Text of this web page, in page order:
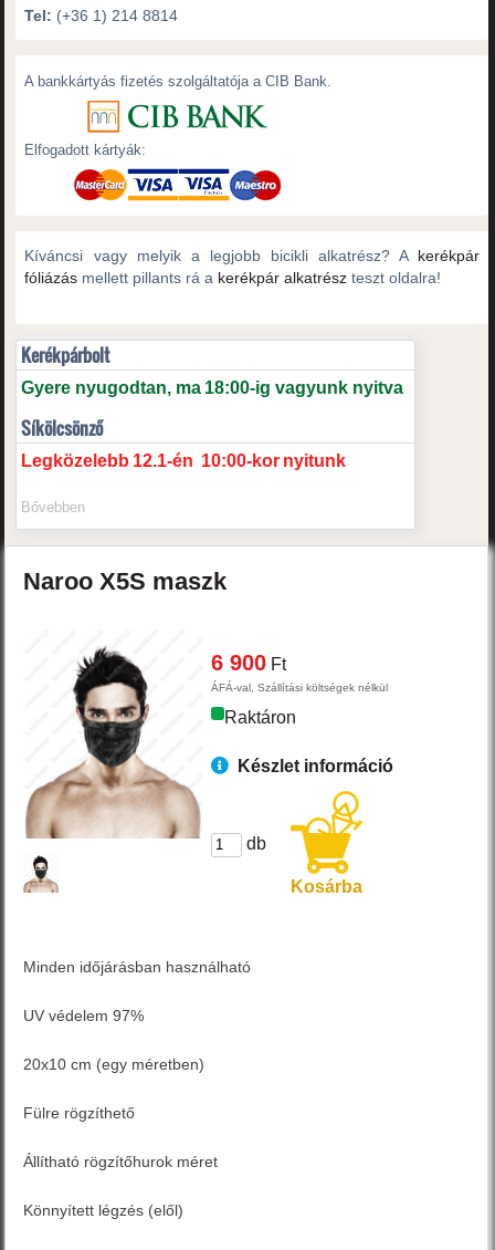
Tel: (+36 1) 214 8814
A bankkártyás fizetés szolgáltatója a CIB Bank.
Elfogadott kártyák:
Kíváncsi vagy melyik a legjobb bicikli alkatrész? A kerékpár
fóliázás mellett pillants rá a kerékpár alkatrész teszt oldalra!
Kerékpárbolt
Gyere nyugodtan, ma 18:00-ig vagyunk nyitva
Síkölcsönző
Legközelebb 12.1-én 10:00-kor nyitunk
Bővebben
NarooX5S maszk
6 900 Ft
ÁFÁ-val, Szállítási költségek nélkül
Raktáron
Készlet információ
db
Kosárba
Minden időjárásban használható
UV védelem 97%
20x10 cm (egy méretben)
Fülre rögzíthető
Állítható rögzítőhurok méret
Könnyített légzés (elől)